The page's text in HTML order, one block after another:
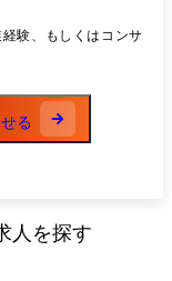
細 ・ 自治体とのア
します。 ・ 企画提
公募を確認し、納期
内外ですり合わせを
トマネジャーとして、
験、もしくはコンサ
る
人を探す